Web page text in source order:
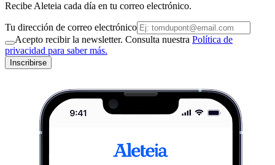
Recibe Aleteia cada día en tu correo electrónico.
Tu dirección de correo electrónico
Acepto recibir la newsletter. Consulta nuestra Política de
privacidad para saber más.
Inscribirse